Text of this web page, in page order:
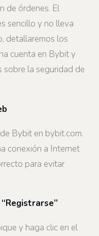
de órdenes. El
sencillo y no lleva
detallaremos los
cuenta en Bybit y
sobre la seguridad de
Bybit en bybit.com.
conexión a Internet
para evitar
y haga clic en el